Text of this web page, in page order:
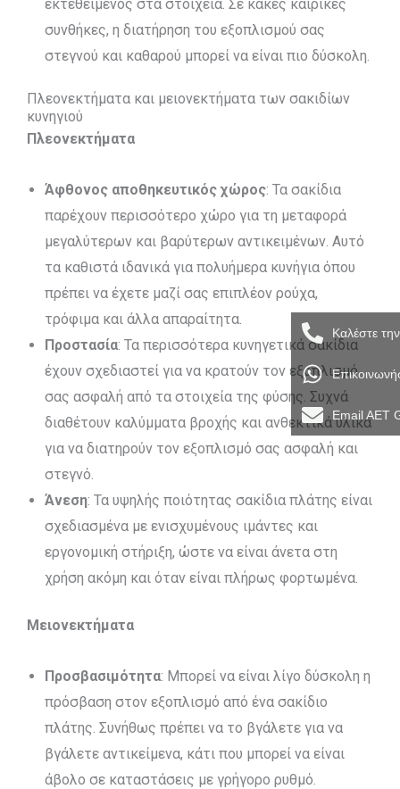
εκτεθειμένος στα στοιχεία. Σε κακές καιρικές
συνθήκες, η διατήρηση του εξοπλισμού σας
στεγνού και καθαρού μπορεί να είναι πιο δύσκολη.
Πλεονεκτήματα και μειονεκτήματα των σακιδίων
κυνηγιού
Πλεονεκτήματα
Άφθονος αποθηκευτικός χώρος: Τα σακίδια
παρέχουν περισσότερο χώρο για τη μεταφορά
μεγαλύτερων και βαρύτερων αντικειμένων. Αυτό
τα καθιστά ιδανικά για πολυήμερα κυνήγια όπου
πρέπει να έχετε μαζί σας επιπλέον ρούχα,
τρόφιμα και άλλα απαραίτητα.
Προστασία: Τα περισσότερα κυνηγετικά σακίδια
έχουν σχεδιαστεί για να κρατούν τον εξοπλισμό
σας ασφαλή από τα στοιχεία της φύσης. Συχνά
διαθέτουν καλύμματα βροχής και ανθεκτικά υλικά
για να διατηρούν τον εξοπλισμό σας ασφαλή και
στεγνό.
Άνεση: Τα υψηλής ποιότητας σακίδια πλάτης είναι
σχεδιασμένα με ενισχυμένους ιμάντες και
εργονομική στήριξη, ώστε να είναι άνετα στη
χρήση ακόμη και όταν είναι πλήρως φορτωμένα.
Μειονεκτήματα
Προσβασιμότητα: Μπορεί να είναι λίγο δύσκολη η
πρόσβαση στον εξοπλισμό από ένα σακίδιο
πλάτης. Συνήθως πρέπει να το βγάλετε για να
βγάλετε αντικείμενα, κάτι που μπορεί να είναι
άβολο σε καταστάσεις με γρήγορο ρυθμό.
Καλέστε
Email AET